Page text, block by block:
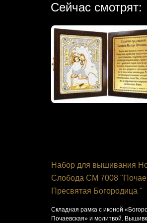
Сейчас смотрят:
Набор для вышивания
Слобода СМ 7008
Пресвятая Богородица "
Складная рамка с иконой
Почаевская» и молитвой.